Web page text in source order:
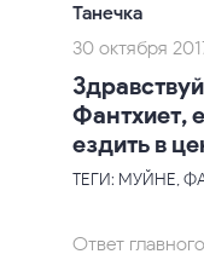
Танечка
30 октября
Фантхиет,
ездить в
ТЕГИ: МУЙНЕ,
Ответ